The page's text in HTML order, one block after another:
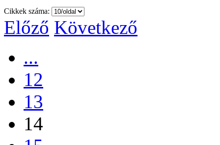
Cikkek száma:
Előző Következő
...
12
13
14